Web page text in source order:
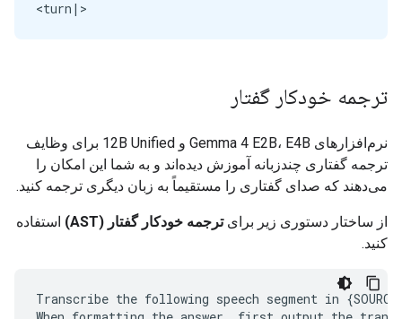
ترجمه خودکار گفتار
نرم‌افزارهای Gemma 4 E2B، E4B و 12B Unified برای وظایف
ترجمه گفتاری چندزبانه آموزش دیده‌اند و به شما این امکان را
می‌دهند که صدای گفتاری را مستقیماً به زبان دیگری ترجمه کنید.
از ساختار دستوری زیر برایترجمه خودکار گفتار (AST)
استفاده
کنید.
Transcribe the following speech segment in